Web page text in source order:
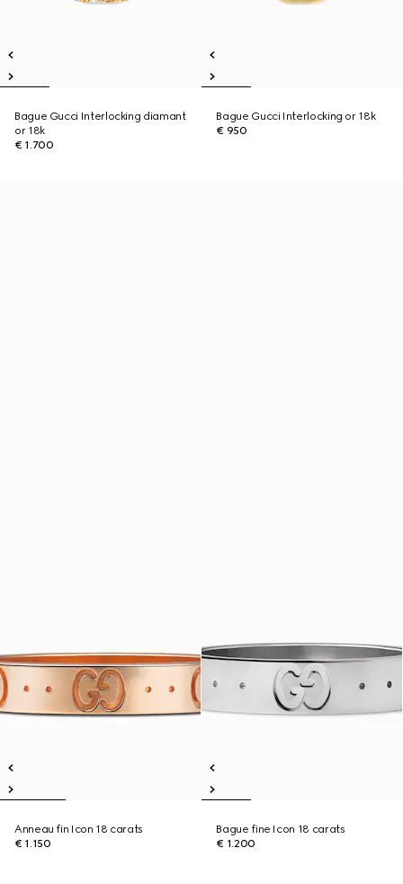
Bague Gucci Interlocking diamant
or 18k
€ 1.700
Bague Gucci Interlocking or 18k
€ 950
Anneau fin Icon 18 carats
€ 1.150
Bague fine Icon 18 carats
€ 1.200